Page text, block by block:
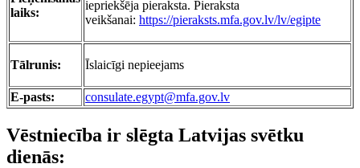
laiks:
iepriekšēja pieraksta. Pieraksta
veikšanai: https://pieraksts.mfa.gov.lv/lv/egipte
Tālrunis: Īslaicīgi nepieejams
E-pasts: consulate.egypt@mfa.gov.lv
Vēstniecība ir slēgta Latvijas svētku
dienās: